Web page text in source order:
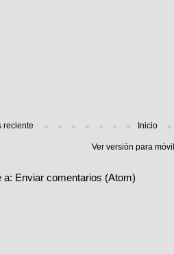
reciente Inicio
Ver versión para
a: Enviar comentarios (Atom)